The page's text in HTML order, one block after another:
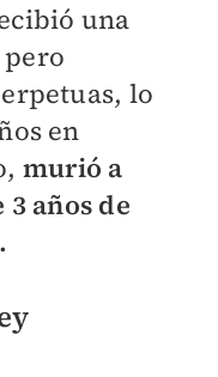
una
lo
en
murió a
3 años de